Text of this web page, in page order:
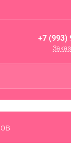
+7 (993)